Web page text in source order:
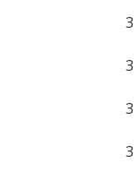
3
3
3
3